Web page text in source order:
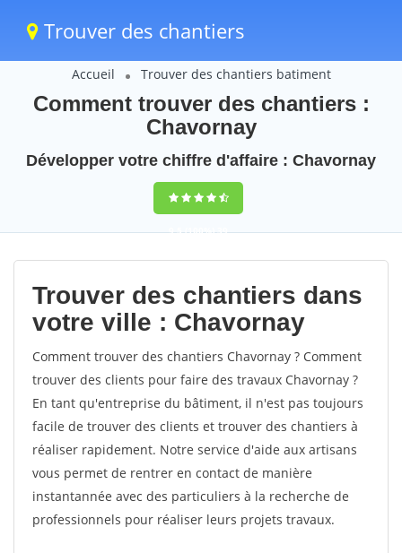
Trouver des chantiers
Accueil Trouver des chantiers batiment
Comment trouver des chantiers :
Chavornay
Développer votre chiffre d'affaire : Chavornay
9,5(100%)39
votes
Trouver des chantiers dans
votre ville : Chavornay
Comment trouver des chantiers Chavornay ? Comment
trouver des clients pour faire des travaux Chavornay ?
En tant qu'entreprise du bâtiment, il n'est pas toujours
facile de trouver des clients et trouver des chantiers à
réaliser rapidement. Notre service d'aide aux artisans
vous permet de rentrer en contact de manière
instantannée avec des particuliers à la recherche de
professionnels pour réaliser leurs projets travaux.